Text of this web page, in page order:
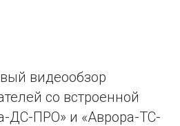
видеообзор
со встроенной
ДС-ПРО» и «Аврора-ТС-